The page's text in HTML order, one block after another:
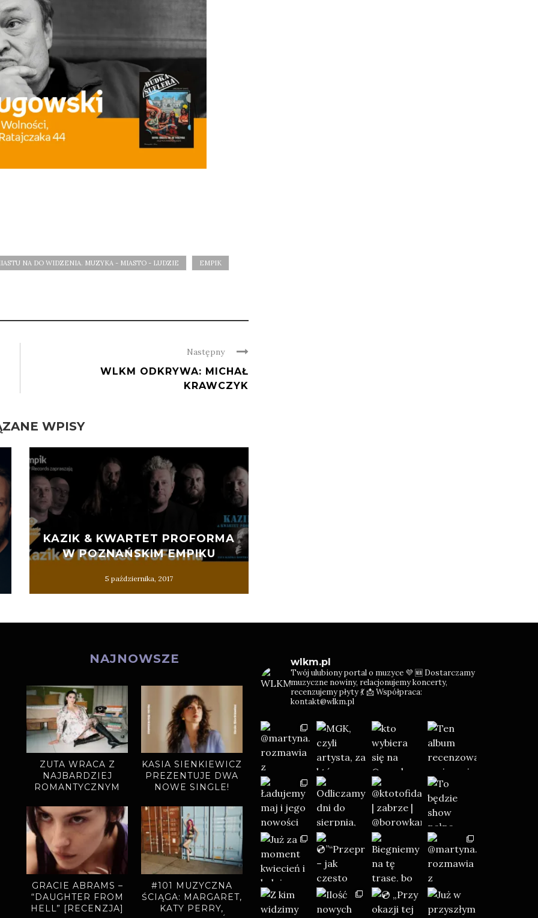
NA DO WIDZENIA. MUZYKA - MIASTO - LUDZIE EMPIK
Następny
WLKM ODKRYWA: MICHAŁ
KRAWCZYK
WPISY
KAZIK & KWARTET PROFORMA
W POZNAŃSKIM EMPIKU
5 października, 2017
NAJNOWSZE
ZUTA WRACA Z
NAJBARDZIEJ
ROMANTYCZNYM
„MIODOWE LATA”
ZAPOWIADAJĄ
NOWY ALBUM
KASIA SIENKIEWICZ
PREZENTUJE DWA
NOWE SINGLE!
GRACIE ABRAMS –
“DAUGHTER FROM
HELL” [RECENZJA]
#101 MUZYCZNA
ŚCIĄGA: MARGARET,
KATY PERRY,
wlkm.pl
Twój ulubiony portal o muzyce 💜 🆕 Dostarczamy
muzyczne nowiny, relacjonujemy koncerty,
recenzujemy płyty 💃📩 Współpraca:
kontakt@wlkm.pl